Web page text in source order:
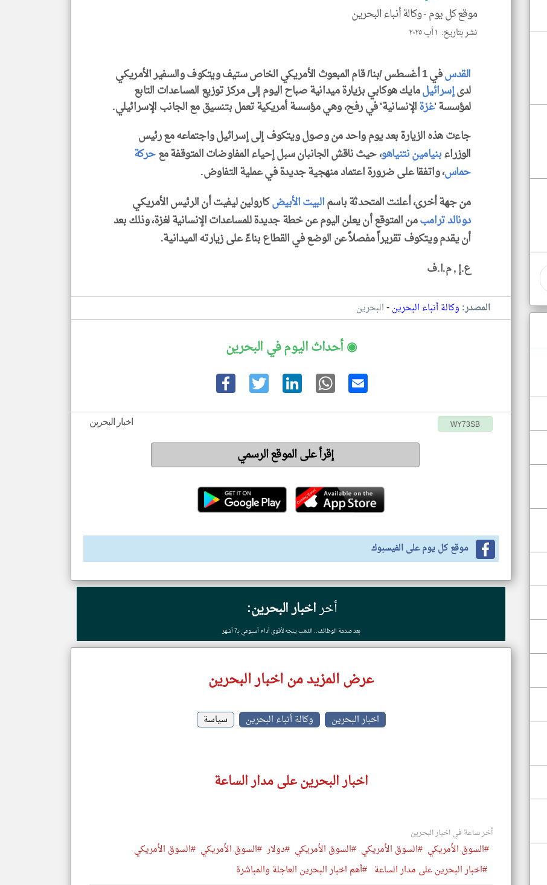
موقع كل يوم -وكالة أنباء البحرين
نشر بتاريخ: ١ أب ٢٠٢٥
القدس
في 1 أغسطس /بنا/ قام المبعوث الأمريكي الخاص ستيف ويتكوف والسفير الأمريكي
لدىإسرائيلمايك هوكابي بزيارة ميدانية صباح اليوم إلى مركز توزيع المساعدات التابع
لمؤسسة 'غزةالإنسانية' في رفح، وهي مؤسسة أمريكية تعمل بتنسيق مع الجانب الإسرائيلي.
جاءت هذه الزيارة بعد يوم واحد من وصول ويتكوف إلى إسرائيل واجتماعه مع رئيس
الوزراءبنيامين نتنياهو، حيث ناقش الجانبان سبل إحياء المفاوضات المتوقفة معحركة
حماس، واتفقا على ضرورة اعتماد منهجية جديدة في عملية التفاوض.
من جهة أخرى، أعلنت المتحدثة باسمالبيت الأبيضكارولين ليفيت أن الرئيس الأمريكي
دونالد ترامبمن المتوقع أن يعلن اليوم عن خطة جديدة للمساعدات الإنسانية لغزة، وذلك بعد
أن يقدم ويتكوف تقريراً مفصلاً عن الوضع في القطاع بناءً على زيارته الميدانية.
ع.إ , م.ا.ف
المصدر: وكالة أنباء البحرين-البحرين
◉ أحداث اليوم في البحرين
اخبار البحرين WY73SB
إقرأ على الموقع الرسمي
موقع كل يوم على الفيسبوك
أخراخبار البحرين:
بعد صدمة الوظائف.. الذهب يتجه لأقوى أداء أسبوعي بـ7 أشهر
عرض المزيد من اخبار البحرين
اخبار البحرين وكالة أنباء البحرين سياسة
اخبار البحرين على مدار الساعة
أخر ساعة في اخبار البحرين
#السوق الأمريكي #السوق الأمريكي #السوق الأمريكي #دولار #السوق الأمريكي #السوق الأمريكي
#اخبار البحرين على مدار الساعة #أهم اخبار البحرين العاجلة والمباشرة